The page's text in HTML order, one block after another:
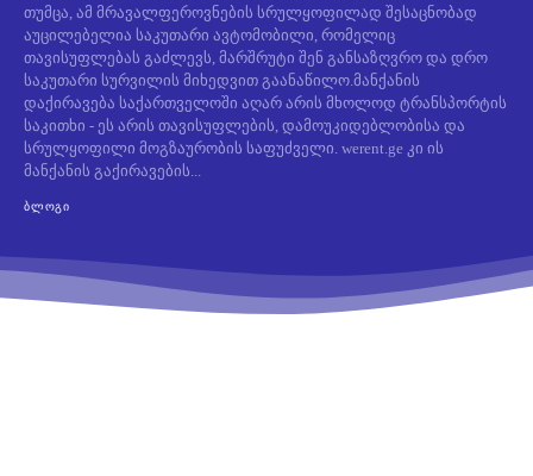
თუმცა, ამ მრავალფეროვნების სრულყოფილად შესაცნობად
აუცილებელია საკუთარი ავტომობილი, რომელიც
თავისუფლებას გაძლევს, მარშრუტი შენ განსაზღვრო და დრო
საკუთარი სურვილის მიხედვით გაანაწილო.მანქანის
დაქირავება საქართველოში აღარ არის მხოლოდ ტრანსპორტის
საკითხი - ეს არის თავისუფლების, დამოუკიდებლობისა და
სრულყოფილი მოგზაურობის საფუძველი. werent.ge კი ის
მანქანის გაქირავების...
ᲑᲚᲝᲒᲘ